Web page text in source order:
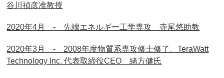
谷川禎彦准教授
2020年4月 - 先端エネルギー工学専攻 寺尾悠助教
2020年3月 - 2008年度物質系専攻修士修了、TeraWatt
Technology Inc. 代表取締役CEO 緒方健氏